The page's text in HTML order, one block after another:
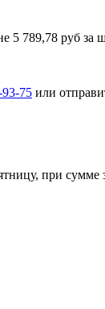
5 789,78 руб за
75 или
при сумме